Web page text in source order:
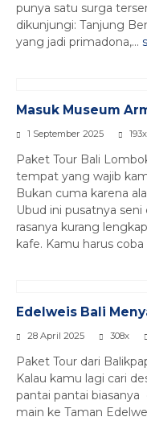
punya satu surga
dikunjungi: Tanjung
yang jadi primadona,...
Masuk Museum
1 September 2025 193x
Paket Tour Bali
tempat yang wajib
Bukan cuma karena
Ubud ini pusatnya seni
rasanya kurang
kafe. Kamu harus
Edelweis Bali
28 April 2025 308x
Paket Tour dari
Kalau kamu lagi cari
pantai pantai
main ke Taman